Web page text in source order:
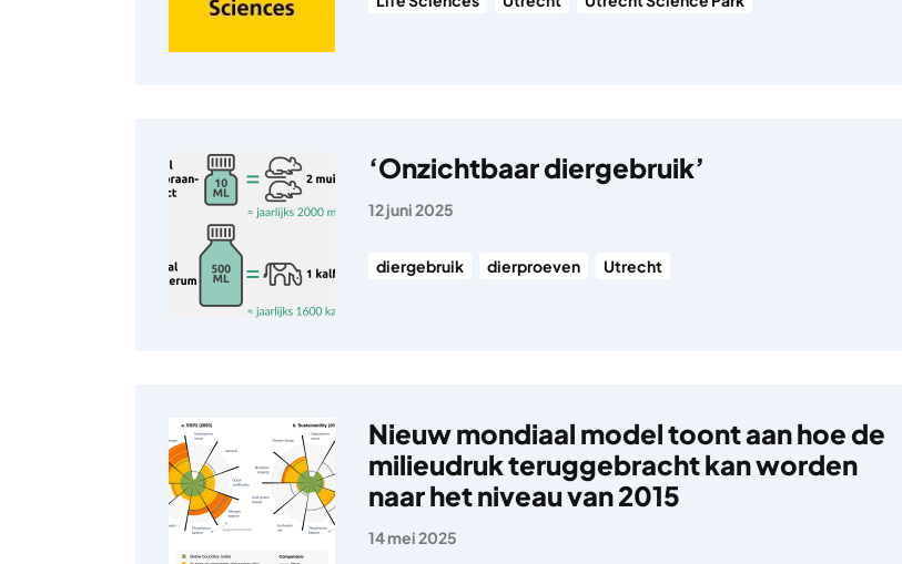
‘Onzichtbaar diergebruik’
12 juni 2025
diergebruik dierproeven Utrecht
Nieuw mondiaal model toont aan hoe de
milieudruk teruggebracht kan worden
naar het niveau van 2015
14 mei 2025